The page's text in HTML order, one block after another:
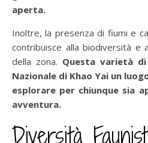
aperta.
Inoltre, la presenza di fiumi e
contribuisce alla biodiversità e
della zona. Questa varietà
Nazionale di Khao Yai un
esplorare per chiunque sia
avventura.
Diversità